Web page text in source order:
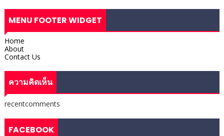
MENU FOOTER WIDGET
Home
About
Contact Us
ความคิดเห็น
recentcomments
FACEBOOK